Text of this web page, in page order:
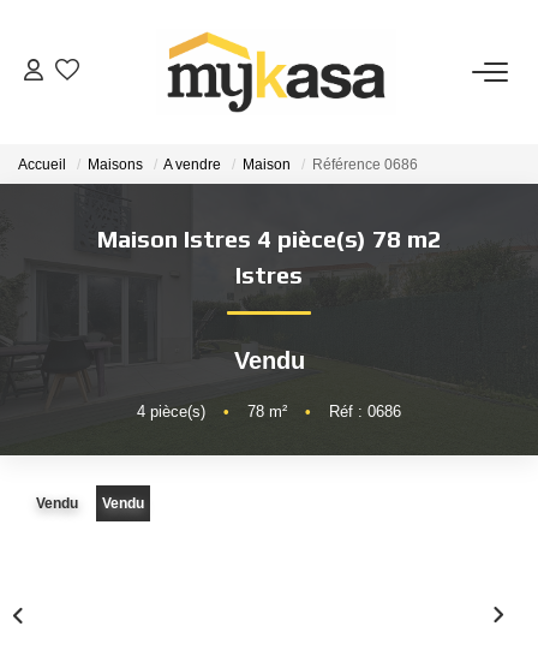
VENTES
ESTIMATION
NOTRE AGENCE
Accueil Maisons A vendre Maison Référence 0686
Maison Istres 4 pièce(s) 78 m2
Istres
Vendu
4 pièce(s) • 78 m² • Réf : 0686
Vendu Vendu